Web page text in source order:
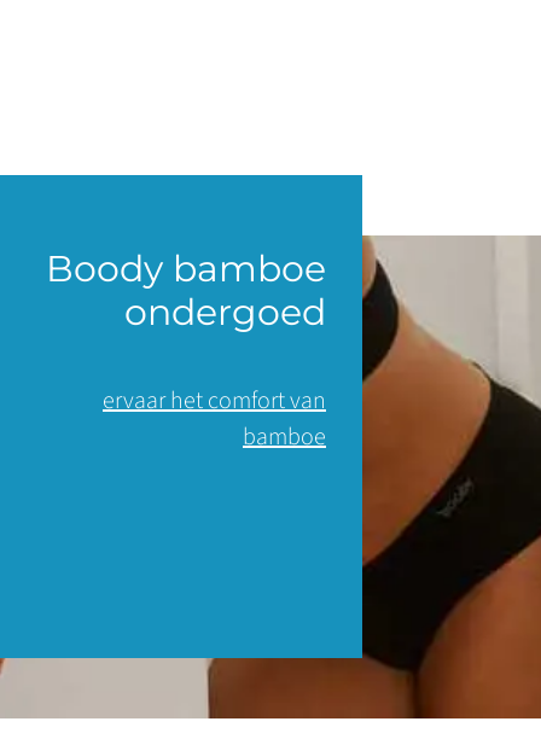
Boody bamboe
ondergoed
ervaar het comfort van
bamboe